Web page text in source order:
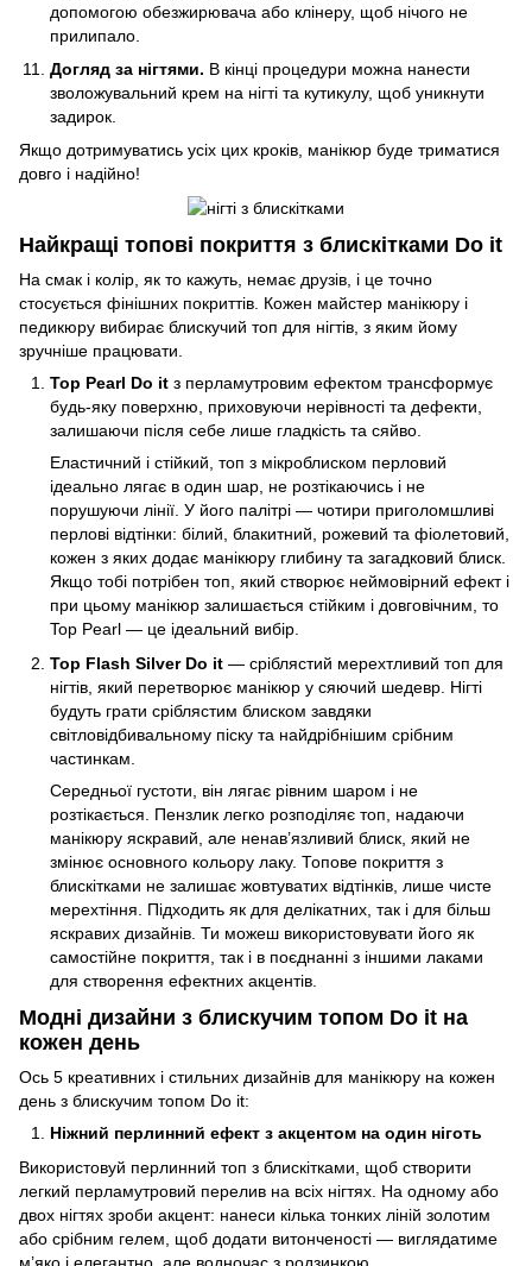
допомогою обезжирювача або клінеру, щоб нічого не
прилипало.
Догляд за нігтями. В кінці процедури можна нанести
зволожувальний крем на нігті та кутикулу, щоб уникнути
задирок.
Якщо дотримуватись усіх цих кроків, манікюр буде триматися
довго і надійно!
Найкращі топові покриття з блискітками Do it
На смак і колір, як то кажуть, немає друзів, і це точно
стосується фінішних покриттів. Кожен майстер манікюру і
педикюру вибирає блискучий топ для нігтів, з яким йому
зручніше працювати.
Top Pearl Do it з перламутровим ефектом трансформує
будь-яку поверхню, приховуючи нерівності та дефекти,
залишаючи після себе лише гладкість та сяйво.
Еластичний і стійкий, топ з мікроблиском перловий
ідеально лягає в один шар, не розтікаючись і не
порушуючи лінії. У його палітрі — чотири приголомшливі
перлові відтінки: білий, блакитний, рожевий та фіолетовий,
кожен з яких додає манікюру глибину та загадковий блиск.
Якщо тобі потрібен топ, який створює неймовірний ефект і
при цьому манікюр залишається стійким і довговічним, то
Top Pearl — це ідеальний вибір.
Top Flash Silver Do it — сріблястий мерехтливий топ для
нігтів, який перетворює манікюр у сяючий шедевр. Нігті
будуть грати сріблястим блиском завдяки
світловідбивальному піску та найдрібнішим срібним
частинкам.
Середньої густоти, він лягає рівним шаром і не
розтікається. Пензлик легко розподіляє топ, надаючи
манікюру яскравий, але ненав’язливий блиск, який не
змінює основного кольору лаку. Топове покриття з
блискітками не залишає жовтуватих відтінків, лише чисте
мерехтіння. Підходить як для делікатних, так і для більш
яскравих дизайнів. Ти можеш використовувати його як
самостійне покриття, так і в поєднанні з іншими лаками
для створення ефектних акцентів.
Модні дизайни з блискучим топом Do it на
кожен день
Ось 5 креативних і стильних дизайнів для манікюру на кожен
день з блискучим топом Do it:
Ніжний перлинний ефект з акцентом на один ніготь
Використовуй перлинний топ з блискітками, щоб створити
легкий перламутровий перелив на всіх нігтях. На одному або
двох нігтях зроби акцент: нанеси кілька тонких ліній золотим
або срібним гелем, щоб додати витонченості — виглядатиме
м’яко і елегантно, але водночас з родзинкою.